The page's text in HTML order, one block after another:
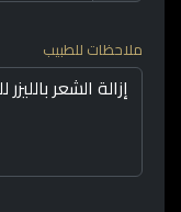
ملاحظات للطبيب